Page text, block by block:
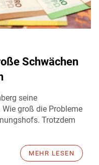
Schwächen
seine
groß die Probleme
Trotzdem
MEHR LESEN